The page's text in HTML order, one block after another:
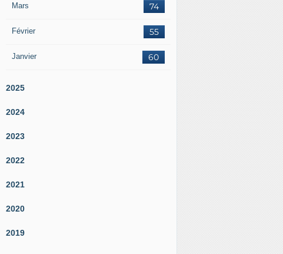
Mars 74
Février 55
Janvier 60
2025
2024
2023
2022
2021
2020
2019